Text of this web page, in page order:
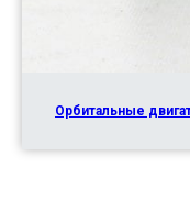
Орбитальные